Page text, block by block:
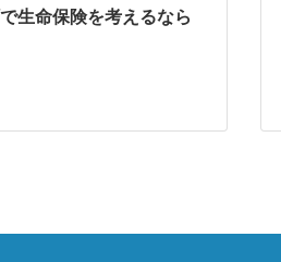
生命保険を考えるなら